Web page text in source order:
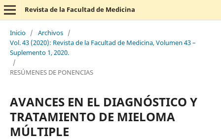
Revista de la Facultad de Medicina
Inicio / Archivos /
Vol. 43 (2020): Revista de la Facultad de Medicina, Volumen 43 –
Suplemento 1, 2020.
/
RESÚMENES DE PONENCIAS
AVANCES EN EL DIAGNÓSTICO Y
TRATAMIENTO DE MIELOMA
MÚLTIPLE